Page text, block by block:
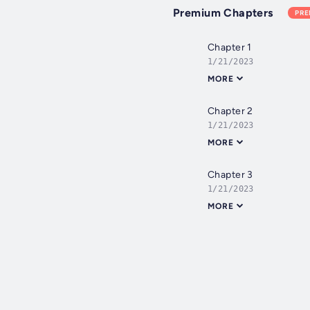
Premium Chapters
Chapter 1
1/21/2023
MORE
Chapter 2
1/21/2023
MORE
Chapter 3
1/21/2023
MORE